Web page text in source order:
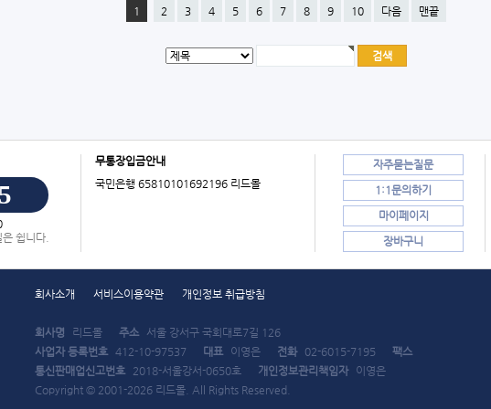
1 2 3 4 5 6 7 8 9 10 다음 맨끝
쉽니다.
무통장입금안내
국민은행 65810101692196 리드몰
자주묻는질문
1:1문의하기
마이페이지
장바구니
회사소개 서비스이용약관 개인정보 취급방침
회사명 리드몰 주소
서울 강서구 국회대로7길 126
사업자 등록번호 412-10-97537 대표 이영은 전화 02-6015-7195
팩스
통신판매업신고번호
2018-서울강서-0650호 개인정보관리책임자
이영은
Copyright © 2001-2026 리드몰. All Rights Reserved.